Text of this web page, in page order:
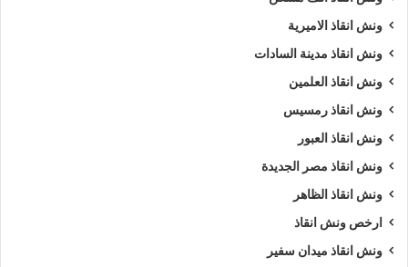
ونش انقاذ الاميرية
ونش انقاذ مدينة السادات
ونش انقاذ العلمين
ونش انقاذ رمسيس
ونش انقاذ العبور
ونش انقاذ مصر الجديدة
ونش انقاذ الظاهر
ارخص ونش انقاذ
ونش انقاذ ميدان سفير